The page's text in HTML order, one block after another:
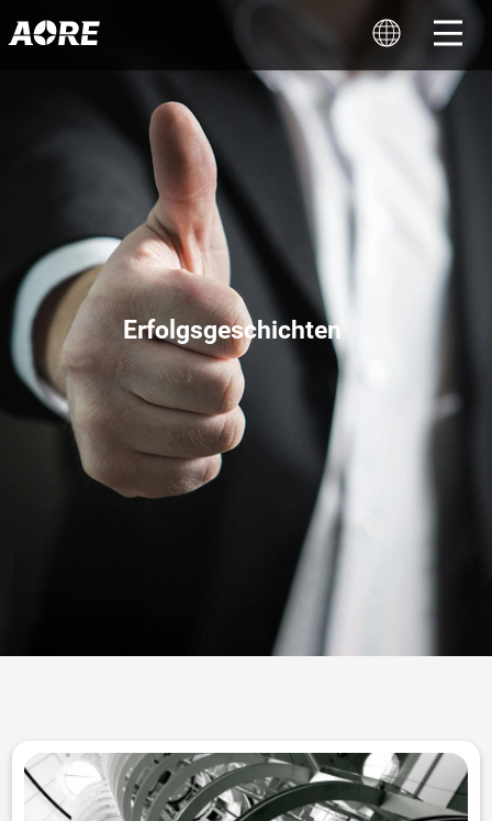
Erfolgsgeschichten